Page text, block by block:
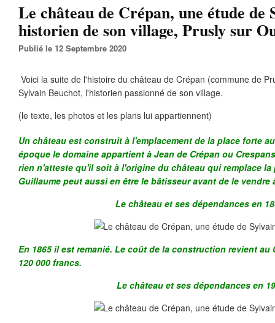
Le château de Crépan, une étude de
historien de son village, Prusly sur
Publié le 12 Septembre 2020
Voici la suite de l'histoire du château de Crépan (commune de
Sylvain Beuchot, l'historien passionné de son village.
(le texte, les photos et les plans lui appartiennent)
Un château est construit à l'emplacement de la place forte
époque le domaine appartient à Jean de Crépan ou
rien n'atteste qu'il soit à l'origine du château qui remplace la
Guillaume peut aussi en être le bâtisseur avant de le vendre
Le château et ses dépendances en
En 1865 il est remanié. Le coût de la construction revient au
120 000 francs.
Le château et ses dépendances en